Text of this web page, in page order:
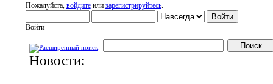
Пожалуйста, войдитеили зарегистрируйтесь.
Войти
Новости: